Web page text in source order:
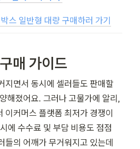
스 일반형 대량 구매하러 가기
매 가이드
지면서 동시에 셀러들도 판매할
해졌어요. 그러나 고물가에 알리,
이커머스 플랫폼 최저가 경쟁이
에 수수료 및 부담 비용도 점점
들의 어깨가 무거워지고 있는데